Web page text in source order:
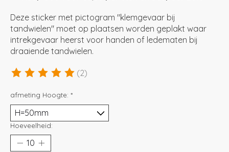
Deze sticker met pictogram "klemgevaar bij
tandwielen" moet op plaatsen worden geplakt waar
intrekgevaar heerst voor handen of ledematen bij
draaiende tandwielen.
De beoordeling van dit product is
(2)
afmeting Hoogte: *
Hoeveelheid: